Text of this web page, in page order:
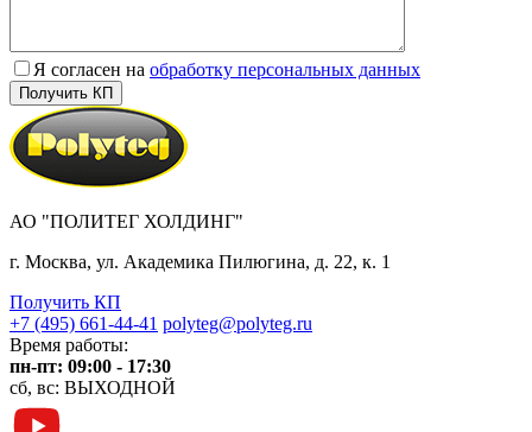
Я согласен на обработку персональных данных
АО "ПОЛИТЕГ ХОЛДИНГ"
г. Москва, ул. Академика Пилюгина, д. 22, к. 1
Получить КП
+7 (495) 661-44-41 polyteg@polyteg.ru
Время работы:
пн-пт: 09:00 - 17:30
сб, вс: ВЫХОДНОЙ